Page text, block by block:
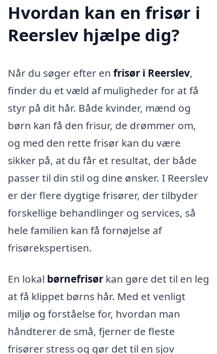
Hvordan kan en frisør i
Reerslev hjælpe dig?
Når du søger efter en frisør i Reerslev,
finder du et væld af muligheder for at få
styr på dit hår. Både kvinder, mænd og
børn kan få den frisur, de drømmer om,
og med den rette frisør kan du være
sikker på, at du får et resultat, der både
passer til din stil og dine ønsker. I Reerslev
er der flere dygtige frisører, der tilbyder
forskellige behandlinger og services, så
hele familien kan få fornøjelse af
frisørekspertisen.
En lokal børnefrisør kan gøre det til en leg
at få klippet børns hår. Med et venligt
miljø og forståelse for, hvordan man
håndterer de små, fjerner de fleste
frisører stress og gør det til en sjov